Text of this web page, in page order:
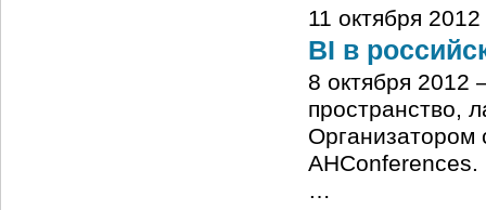
11 октября
BI в
8 октября
пространство,
Организатором
AHConferences.
…